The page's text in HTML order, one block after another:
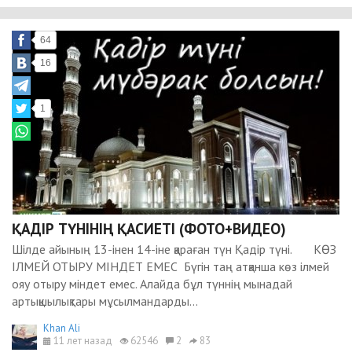
64
16
1
ҚАДІР ТҮНІНІҢ ҚАСИЕТІ (ФОТО+ВИДЕО)
Шілде айының 13-інен 14-іне қараған түн Қадір түні. КӨЗ
ІЛМЕЙ ОТЫРУ МІНДЕТ ЕМЕС Бүгін таң атқанша көз ілмей
ояу отыру міндет емес. Алайда бұл түннің мынадай
артықшылықтары мұсылмандарды...
Khan Ali
11 лет назад
62546 2 83